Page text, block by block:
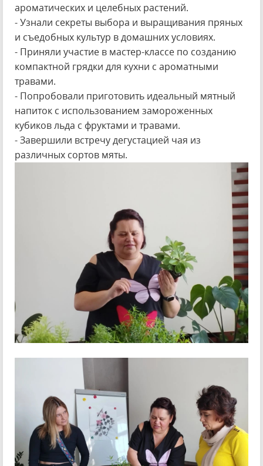
ароматических и целебных растений.
- Узнали секреты выбора и выращивания пряных
и съедобных культур в домашних условиях.
- Приняли участие в мастер-классе по созданию
компактной грядки для кухни с ароматными
травами.
- Попробовали приготовить идеальный мятный
напиток с использованием замороженных
кубиков льда с фруктами и травами.
- Завершили встречу дегустацией чая из
различных сортов мяты.